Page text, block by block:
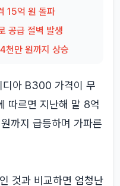
15억 원 돌파
공급 절벽 발생
천만 원까지 상승
디아 B300 가격이 무
따르면 지난해 말 8억
까지 급등하며 가파른
것과 비교하면 엄청난